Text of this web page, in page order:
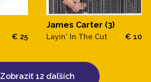
€ 25
James Carter (3)
Layin' In The Cut € 10
Zobraziť 12 ďaľších